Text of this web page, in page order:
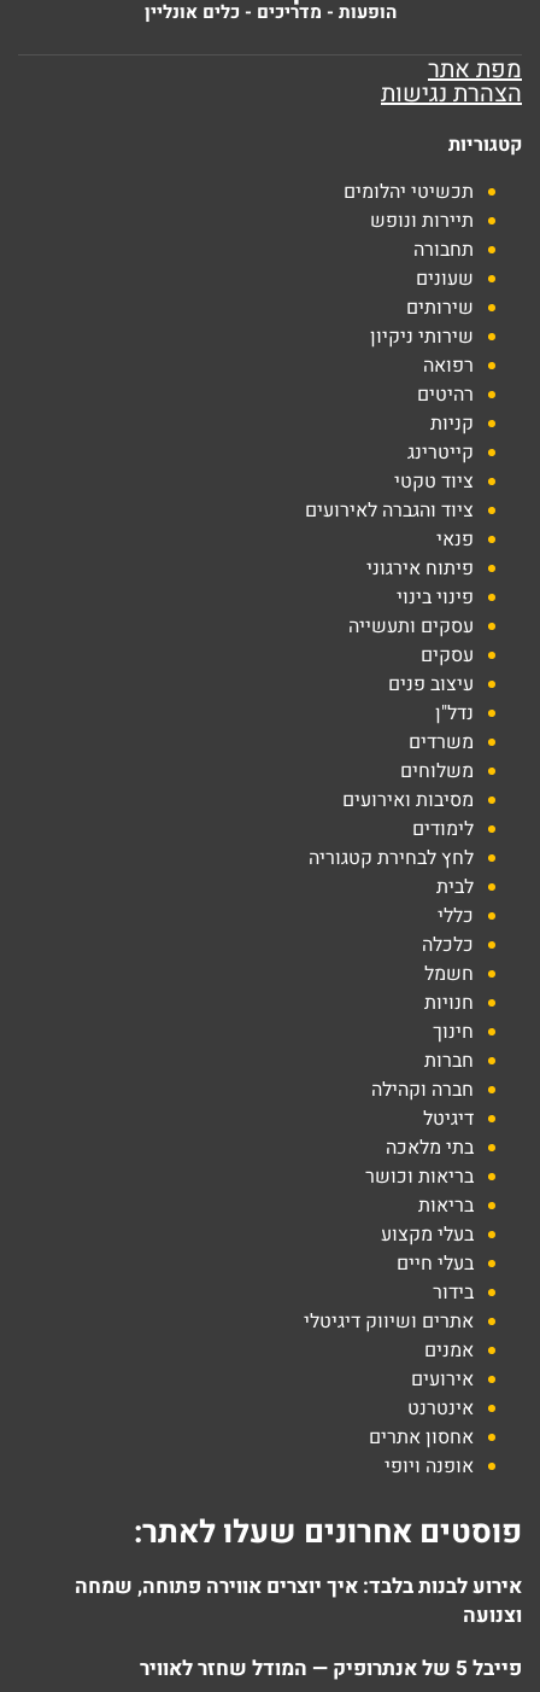
הופעות - מדריכים - כלים אונליין
מפת אתר
הצהרת נגישות
קטגוריות
תכשיטי יהלומים
תיירות ונופש
תחבורה
שעונים
שירותים
שירותי ניקיון
רפואה
רהיטים
קניות
קייטרינג
ציוד טקטי
ציוד והגברה לאירועים
פנאי
פיתוח אירגוני
פינוי בינוי
עסקים ותעשייה
עסקים
עיצוב פנים
נדל"ן
משרדים
משלוחים
מסיבות ואירועים
לימודים
לחץ לבחירת קטגוריה
לבית
כללי
כלכלה
חשמל
חנויות
חינוך
חברות
חברה וקהילה
דיגיטל
בתי מלאכה
בריאות וכושר
בריאות
בעלי מקצוע
בעלי חיים
בידור
אתרים ושיווק דיגיטלי
אמנים
אירועים
אינטרנט
אחסון אתרים
אופנה ויופי
פוסטים אחרונים שעלו לאתר:
אירוע לבנות בלבד: איך יוצרים אווירה פתוחה, שמחה
וצנועה
פייבל 5 של אנתרופיק — המודל שחזר לאוויר